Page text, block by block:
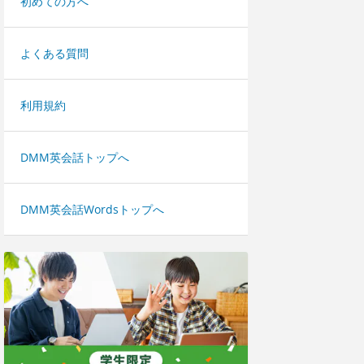
よくある質問
利用規約
DMM英会話トップへ
DMM英会話Wordsトップへ